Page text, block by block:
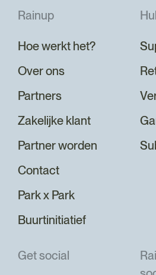
Rainup
Hoe werkt het?
Over ons
Partners
Zakelijke klant
Partner worden
Contact
Park x Park
Buurtinitiatief
Get social